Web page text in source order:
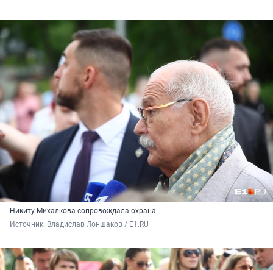
Никиту Михалкова сопровождала охрана
Источник: Владислав Лоншаков / E1.RU